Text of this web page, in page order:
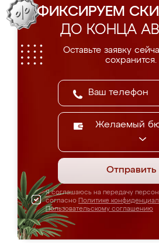
ФИКСИРУЕМ
ДО КОНЦА
Оставьте заявку
сохранится.
Желаемый
Отправить
Я соглашаюсь на передачу
согласно Политике
Пользовательскому соглашению